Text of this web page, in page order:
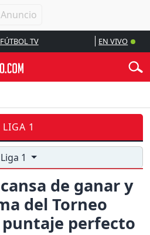
FÚTBOL TV EN VIVO
LIGA 1
Liga 1
de ganar y
del Torneo
perfecto